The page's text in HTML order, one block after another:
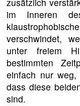
im Inneren
verschwindet,
unter freiem
bestimmten
einfach nur
dass diese
sind.